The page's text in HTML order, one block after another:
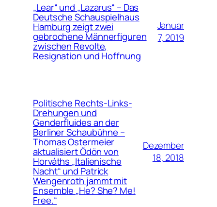
„Lear“ und „Lazarus“ – Das
Deutsche Schauspielhaus
Hamburg zeigt zwei
gebrochene Männerfiguren
zwischen Revolte,
Resignation und Hoffnung
Januar
7, 2019
Politische Rechts-Links-
Drehungen und
Genderfluides an der
Berliner Schaubühne –
Thomas Ostermeier
aktualisiert Ödön von
Horváths „Italienische
Nacht“ und Patrick
Wengenroth jammt mit
Ensemble „He? She? Me!
Free.“
Dezember
18, 2018